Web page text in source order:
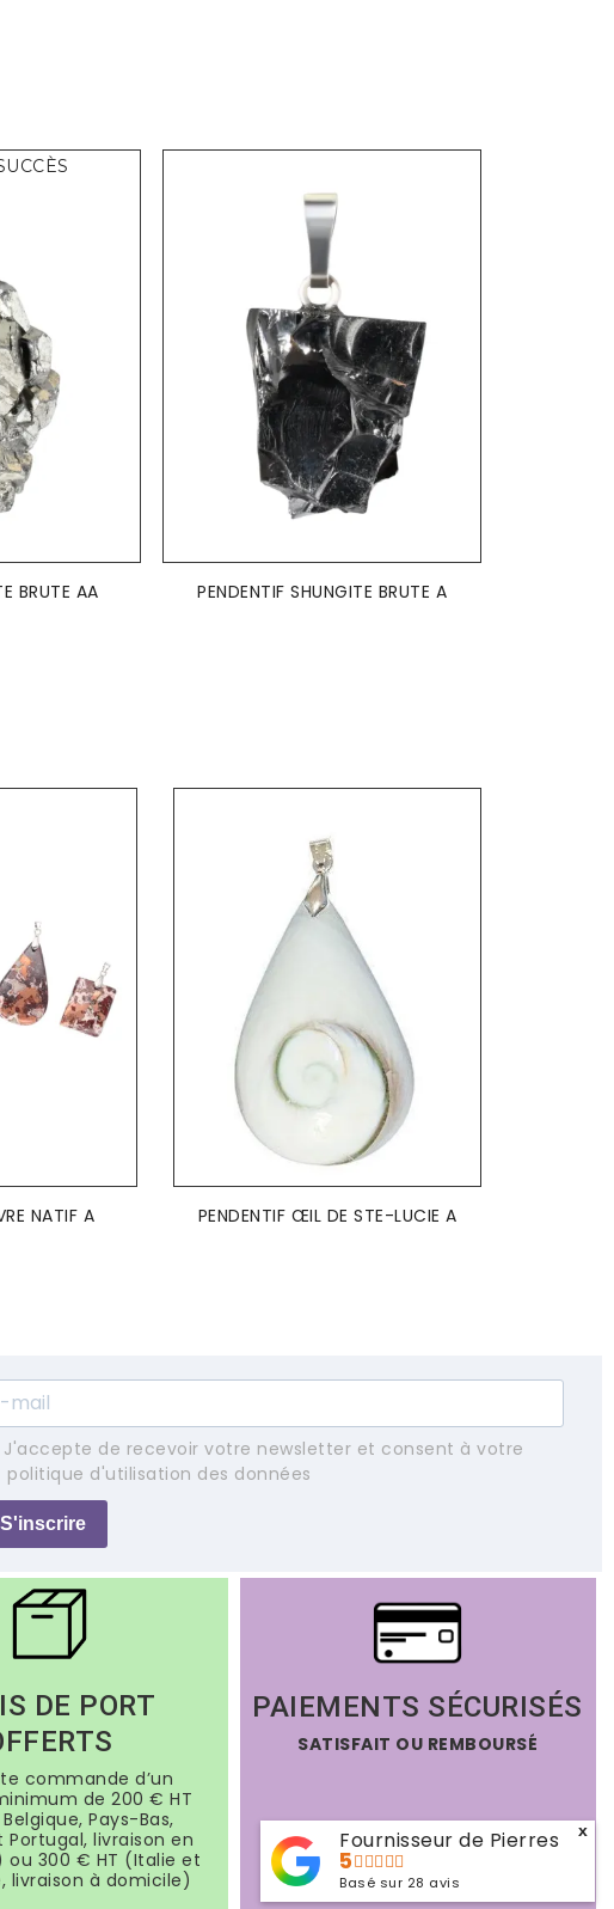
BRUTE AA PENDENTIF SHUNGITE BRUTE A
NATIF A PENDENTIF ŒIL DE STE-LUCIE A
J'accepte de recevoir votre newsletter et consent à votre
politique d'utilisation des données
S'inscrire
DE PORT
commande d’un
de 200 € HT
Pays-Bas,
Portugal, livraison en
ou 300 € HT (Italie et
livraison à domicile)
PAIEMENTS SÉCURISÉS
SATISFAIT OU REMBOURSÉ
Fournisseur de Pierres
5
Basé sur 28 avis
x